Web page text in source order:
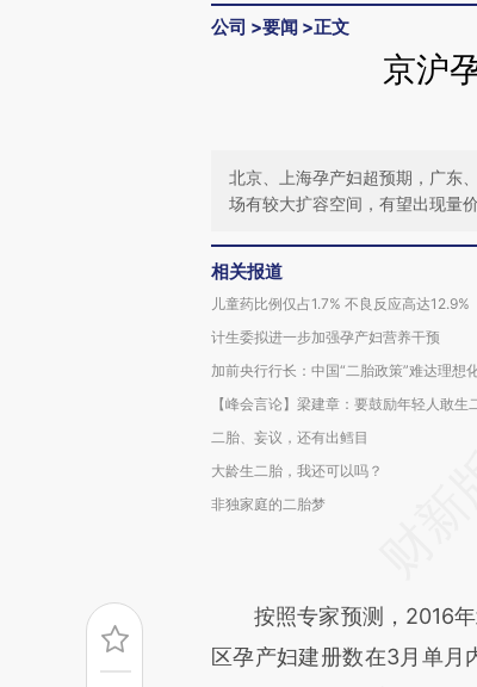
公司 >要闻 >正文
京沪
北京、上海孕产妇超预期，广东
场有较大扩容空间，有望出现量
相关报道
儿童药比例仅占1.7% 不良反应高达12.9%
计生委拟进一步加强孕产妇营养干预
加前央行行长：中国“二胎政策”难达理想
【峰会言论】梁建章：要鼓励年轻人敢生
二胎、妄议，还有出鳕目
大龄生二胎，我还可以吗？
非独家庭的二胎梦
按照专家预测，2016年
区孕产妇建册数在3月单